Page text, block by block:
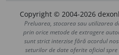
Copyright © 2004-2026
Preluarea, stocarea sau utilizarea
prin orice metode de extragere
sunt strict interzise fără acordul
seturilor de date oferite oficial